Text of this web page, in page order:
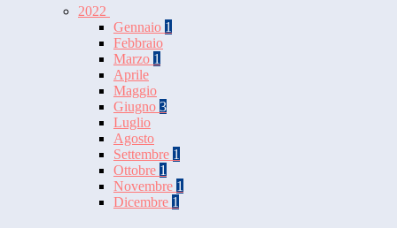
2022
Gennaio 1
Febbraio
Marzo 1
Aprile
Maggio
Giugno 3
Luglio
Agosto
Settembre 1
Ottobre 1
Novembre 1
Dicembre 1